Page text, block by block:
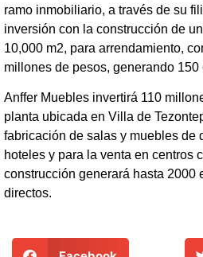
ramo inmobiliario, a través de su
inversión con la construcción de
10,000 m2, para arrendamiento,
millones de pesos, generando 150
Anffer Muebles invertirá 110
planta ubicada en Villa de
fabricación de salas y muebles de
hoteles y para la venta en centros
construcción generará hasta 2000
directos.